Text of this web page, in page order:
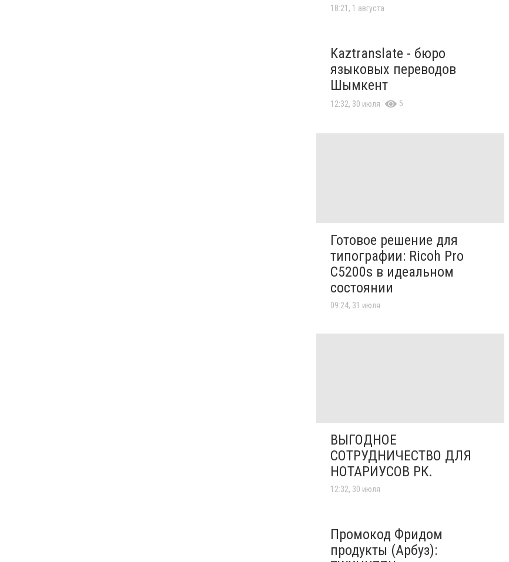
18:21, 1 августа
Kaztranslate - бюро
языковых переводов
Шымкент
12:32, 30 июля 5
Готовое решение для
типографии: Ricoh Pro
C5200s в идеальном
состоянии
09:24, 31 июля
ВЫГОДНОЕ
СОТРУДНИЧЕСТВО ДЛЯ
НОТАРИУСОВ РК.
12:32, 30 июля
Промокод Фридом
продукты (Арбуз):